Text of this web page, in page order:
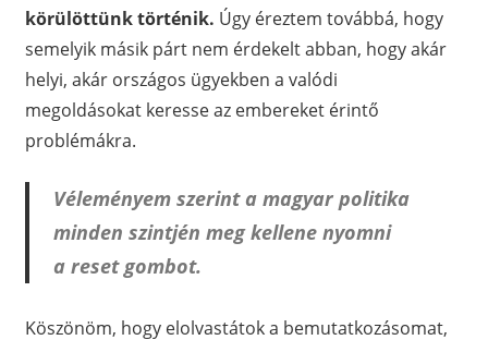
körülöttünk történik. Úgy éreztem továbbá, hogy
semelyik másik párt nem érdekelt abban, hogy akár
helyi, akár országos ügyekben a valódi
megoldásokat keresse az embereket érintő
problémákra.
Véleményem szerint a magyar politika
minden szintjén meg kellene nyomni
a reset gombot.
Köszönöm, hogy elolvastátok a bemutatkozásomat,